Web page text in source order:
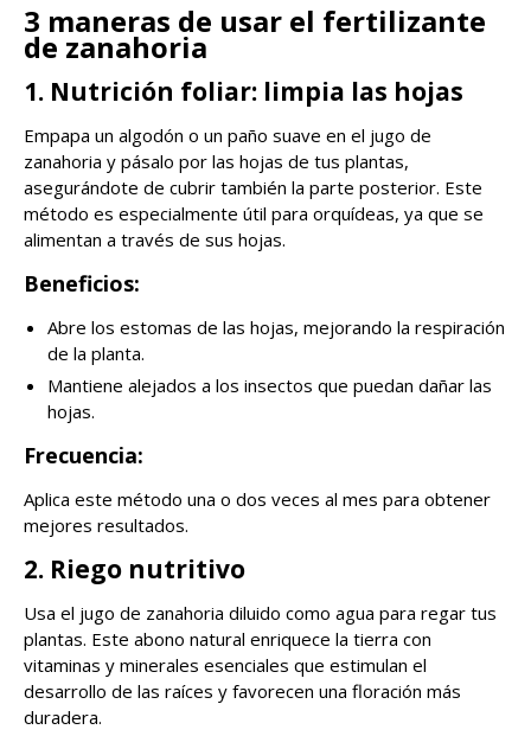
3 maneras de usar el fertilizante
de zanahoria
1. Nutrición foliar: limpia las hojas
Empapa un algodón o un paño suave en el jugo de
zanahoria y pásalo por las hojas de tus plantas,
asegurándote de cubrir también la parte posterior. Este
método es especialmente útil para orquídeas, ya que se
alimentan a través de sus hojas.
Beneficios:
Abre los estomas de las hojas, mejorando la respiración
de la planta.
Mantiene alejados a los insectos que puedan dañar las
hojas.
Frecuencia:
Aplica este método una o dos veces al mes para obtener
mejores resultados.
2. Riego nutritivo
Usa el jugo de zanahoria diluido como agua para regar tus
plantas. Este abono natural enriquece la tierra con
vitaminas y minerales esenciales que estimulan el
desarrollo de las raíces y favorecen una floración más
duradera.